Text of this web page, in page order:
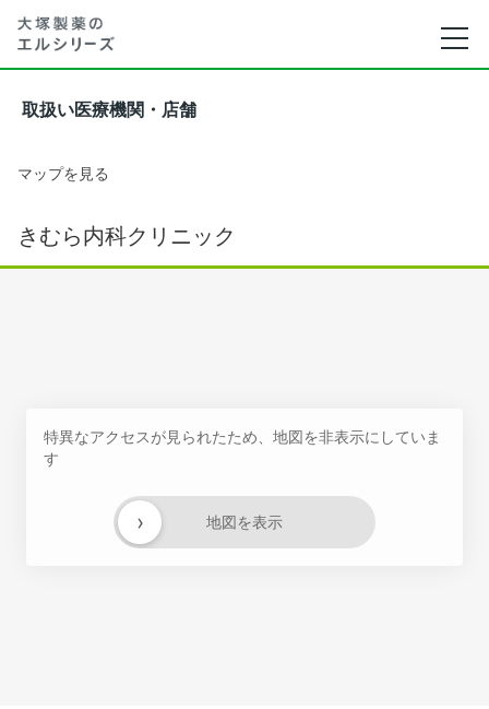
取扱い医療機関・店舗
マップを見る
きむら内科クリニック
特異なアクセスが見られたため、地図を非表示にしていま
す
地図を表示
›